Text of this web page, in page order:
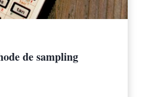
de sampling